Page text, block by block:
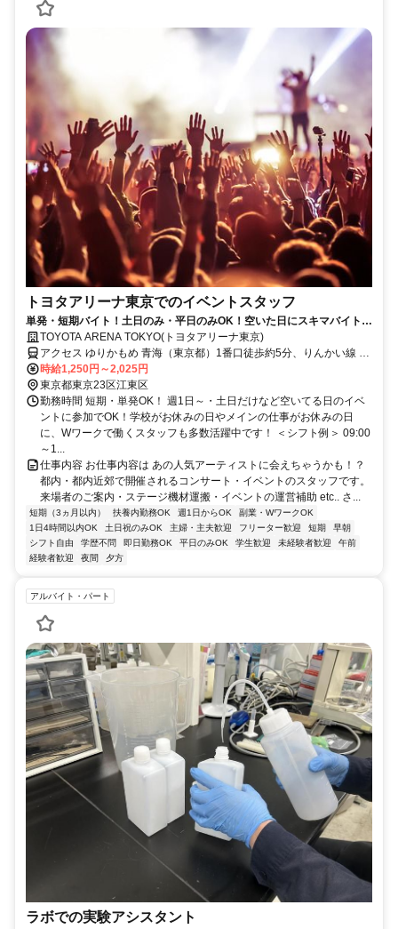
トヨタアリーナ東京でのイベントスタッフ
単発・短期バイト！土日のみ・平日のみOK！空いた日にスキマバイト！
未経験歓迎！髪色・髪型・ネイルOK
TOYOTA ARENA TOKYO(トヨタアリーナ東京)
アクセス ゆりかもめ 青海（東京都）1番口徒歩約5分、りんかい線 東
京テレポートA口徒歩約6分、ゆりかもめ お台場海浜公園2番口徒歩約
11分 「青海駅」徒歩5分、「東京テレポート」徒歩6分、「お台場海
浜公園駅」徒歩11分
時給1,250円～2,025円
東京都東京23区江東区
勤務時間 短期・単発OK！ 週1日～・土日だけなど空いてる日のイベ
ントに参加でOK！学校がお休みの日やメインの仕事がお休みの日
に、Wワークで働くスタッフも多数活躍中です！ ＜シフト例＞ 09:00
～1...
仕事内容 お仕事内容は あの人気アーティストに会えちゃうかも！？
都内・都内近郊で開催されるコンサート・イベントのスタッフです。
来場者のご案内・ステージ機材運搬・イベントの運営補助 etc.. さ...
短期（3ヵ月以内） 扶養内勤務OK 週1日からOK
副業・WワークOK
1日4時間以内OK
土日祝のみOK 主婦・主夫歓迎 フリーター歓迎 短期
早朝
シフト自由
学歴不問 即日勤務OK 平日のみOK 学生歓迎 未経験者歓迎
午前
経験者歓迎
夜間 夕方
アルバイト・パート
ラボでの実験アシスタント